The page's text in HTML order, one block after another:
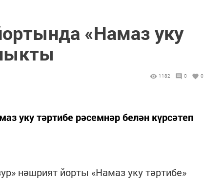
«Намаз уку
1182 0 0
уку тәртибе рәсемнәр белән күрсәтеп
нәшрият йорты «Намаз уку тәртибе»